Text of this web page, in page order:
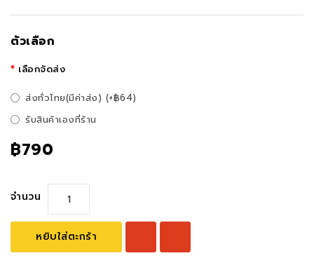
ตัวเลือก
เลือกจัดส่ง
ส่งทั่วไทย(มีค่าส่ง) (+฿64)
รับสินค้าเองที่ร้าน
฿790
จำนวน
หยิบใส่ตะกร้า